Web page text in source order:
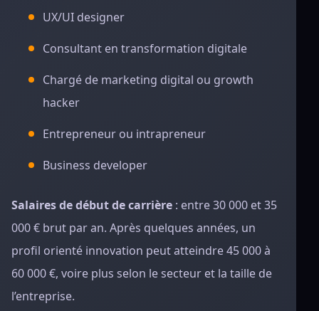
UX/UI designer
Consultant en transformation digitale
Chargé de marketing digital ou growth
hacker
Entrepreneur ou intrapreneur
Business developer
Salaires de début de carrière : entre 30 000 et 35
000 € brut par an. Après quelques années, un
profil orienté innovation peut atteindre 45 000 à
60 000 €, voire plus selon le secteur et la taille de
l’entreprise.